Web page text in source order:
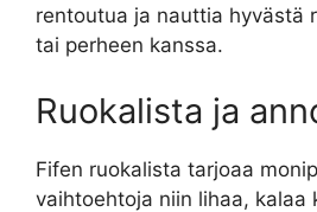
rentoutua ja nauttia hyvästä
tai perheen kanssa.
Ruokalista ja
Fifen ruokalista tarjoaa
vaihtoehtoja niin lihaa, kalaa